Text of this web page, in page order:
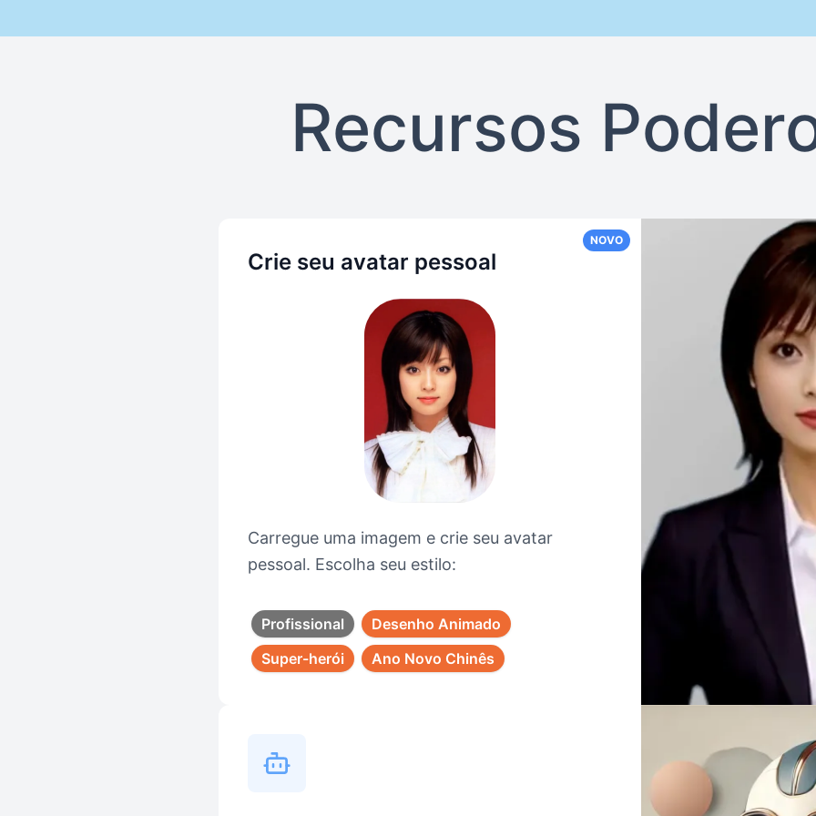
Recursos
NOVO
Crie seu avatar pessoal
Carregue uma imagem e crie seu avatar
pessoal. Escolha seu estilo:
Profissional
Desenho Animado
Super-herói
Ano Novo Chinês